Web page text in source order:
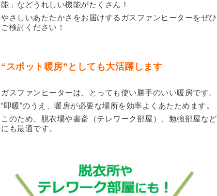
能」などうれしい機能がたくさん！
やさしいあたたかさをお届けするガスファンヒーターをぜひ
ご検討ください！
“スポット暖房”としても大活躍します
ガスファンヒーターは、とっても使い勝手のいい暖房です。
“即暖”のうえ、暖房が必要な場所を効率よくあたためます。
このため、脱衣場や書斎（テレワーク部屋）、勉強部屋など
にも最適です。